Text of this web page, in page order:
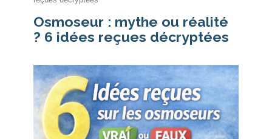
Osmoseur : mythe ou réalité
? 6 idées reçues décryptées